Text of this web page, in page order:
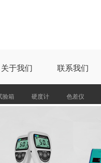
关于我们 联系我们
验箱 硬度计 色差仪